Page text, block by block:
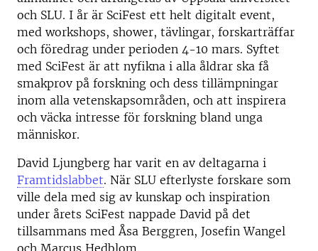
och SLU. I år är SciFest ett helt digitalt event,
med workshops, shower, tävlingar, forskarträffar
och föredrag under perioden 4-10 mars. Syftet
med SciFest är att nyfikna i alla åldrar ska få
smakprov på forskning och dess tillämpningar
inom alla vetenskapsområden, och att inspirera
och väcka intresse för forskning bland unga
människor.
David Ljungberg har varit en av deltagarna i
Framtidslabbet. När SLU efterlyste forskare som
ville dela med sig av kunskap och inspiration
under årets SciFest nappade David på det
tillsammans med Åsa Berggren, Josefin Wangel
och Marcus Hedblom.